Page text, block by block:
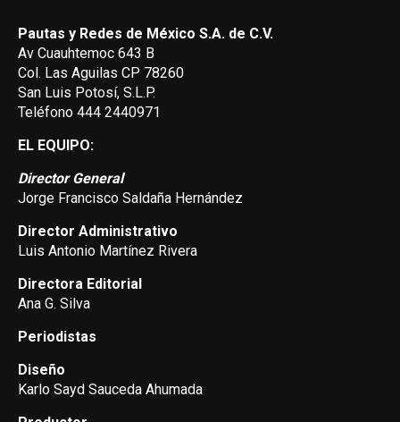
Pautas y Redes de México S.A. de C.V.
Av Cuauhtemoc 643 B
Col. Las Aguilas CP 78260
San Luis Potosí, S.L.P.
Teléfono 444 2440971
EL EQUIPO:
Director General
Jorge Francisco Saldaña Hernández
Director Administrativo
Luis Antonio Martínez Rivera
Directora Editorial
Ana G. Silva
Periodistas
Diseño
Karlo Sayd Sauceda Ahumada